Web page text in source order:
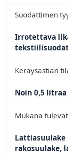
Suodattimen
Irrotettava
Keräysastian
Noin 0,5
Mukana
Lattiasuulake
rakosuulake,